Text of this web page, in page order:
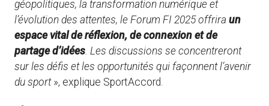
géopolitiques, la transformation numérique et
l’évolution des attentes, le Forum FI 2025 offrira un
espace vital de réflexion, de connexion et de
partage d’idées . Les discussions se concentreront
sur les défis et les opportunités qui façonnent l’avenir
du sport», explique SportAccord.